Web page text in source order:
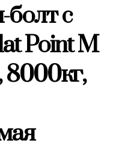
с
Point M
8000кг,